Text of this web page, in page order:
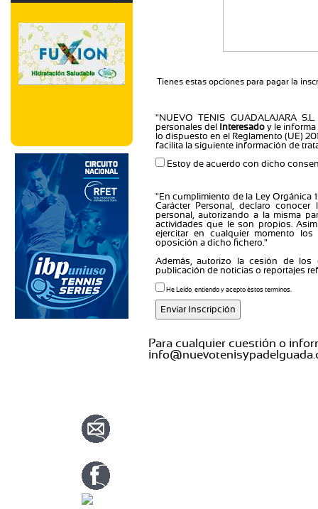
Tienes estas opciones para pagar la
"NUEVO TENIS GUADALAJARA
personales del
Interesado y le
lo dispuesto en el Reglamento (UE)
facilita la siguiente información de
Estoy de acuerdo con dicho
"En cumplimiento de la Ley Orgánica
Carácter Personal, declaro
personal, autorizando a la misma
actividades que le son propios.
ejercitar en cualquier momento
oposición a dicho fichero."
Además, autorizo la cesión de los
publicación de noticias o reportajes
He Leído, entiendo y acepto éstos terminos.
Para cualquier cuestión o